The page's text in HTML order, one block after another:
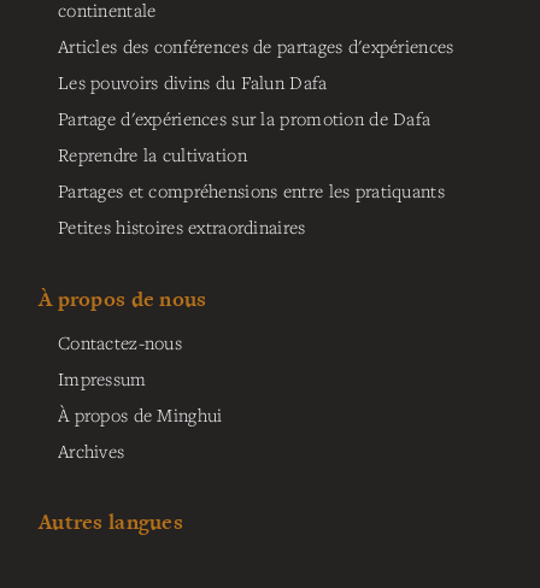
continentale
Articles des conférences de partages d'expériences
Les pouvoirs divins du Falun Dafa
Partage d'expériences sur la promotion de Dafa
Reprendre la cultivation
Partages et compréhensions entre les pratiquants
Petites histoires extraordinaires
À propos de nous
Contactez-nous
Impressum
À propos de Minghui
Archives
Autres langues